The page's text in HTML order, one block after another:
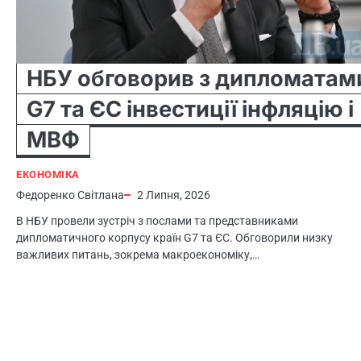
НБУ обговорив з
G7 та ЄС інвестиції інфляцію і
МВФ
ЕКОНОМІКА
Федоренко Світлана
2 Липня, 2026
В НБУ провели зустріч з послами та представниками
дипломатичного корпусу країн G7 та ЄС. Обговорили низку
важливих питань, зокрема макроекономіку,…